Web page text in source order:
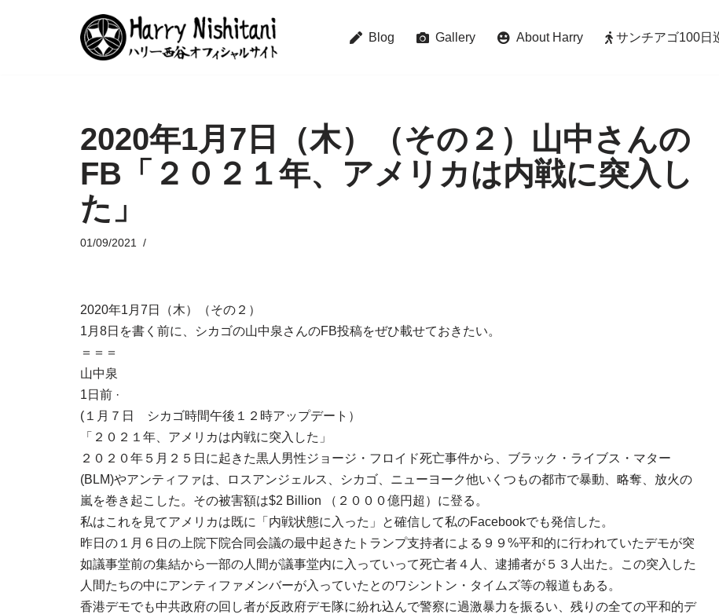
Blog Gallery About Harry サンチアゴ100日
2020年1月7日（木）（その２）山中さんの
FB「２０２１年、アメリカは内戦に突入し
た」
01/09/2021
2020年1月7日（木）（その２）
1月8日を書く前に、シカゴの山中泉さんのFB投稿をぜひ載せておきたい。
＝＝＝
山中泉
1日前 ·
(１月７日 シカゴ時間午後１２時アップデート）
「２０２１年、アメリカは内戦に突入した」
２０２０年５月２５日に起きた黒人男性ジョージ・フロイド死亡事件から、ブラック・ライブス・マター
(BLM)やアンティファは、ロスアンジェルス、シカゴ、ニューヨーク他いくつもの都市で暴動、略奪、放火の
嵐を巻き起こした。その被害額は$2 Billion （２０００億円超）に登る。
私はこれを見てアメリカは既に「内戦状態に入った」と確信して私のFacebookでも発信した。
昨日の１月６日の上院下院合同会議の最中起きたトランプ支持者による９９%平和的に行われていたデモが突
如議事堂前の集結から一部の人間が議事堂内に入っていって死亡者４人、逮捕者が５３人出た。この突入した
人間たちの中にアンティファメンバーが入っていたとのワシントン・タイムズ等の報道もある。
香港デモでも中共政府の回し者が反政府デモ隊に紛れ込んで警察に過激暴力を振るい、残りの全ての平和的デ